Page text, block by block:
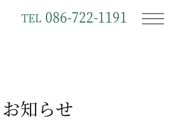
TEL 086-722-1191
お知らせ